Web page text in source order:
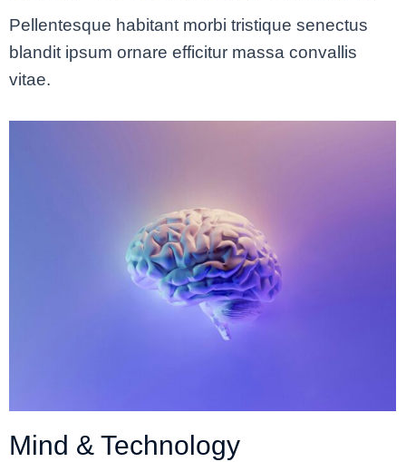
Pellentesque habitant morbi tristique senectus
blandit ipsum ornare efficitur massa convallis
vitae.
Mind & Technology